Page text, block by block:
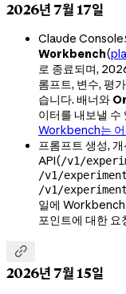
2026년 7월 17일
Claude Console
Workbench(
로 종료되며,
롬프트, 변수, 평
습니다. 배너와
이터를 내보낼 수
Workbench는
프롬프트 생성,
API(/v1/
/v1/
/v1/
일에 Workbench
포인트에 대한 요

2026년 7월 15일